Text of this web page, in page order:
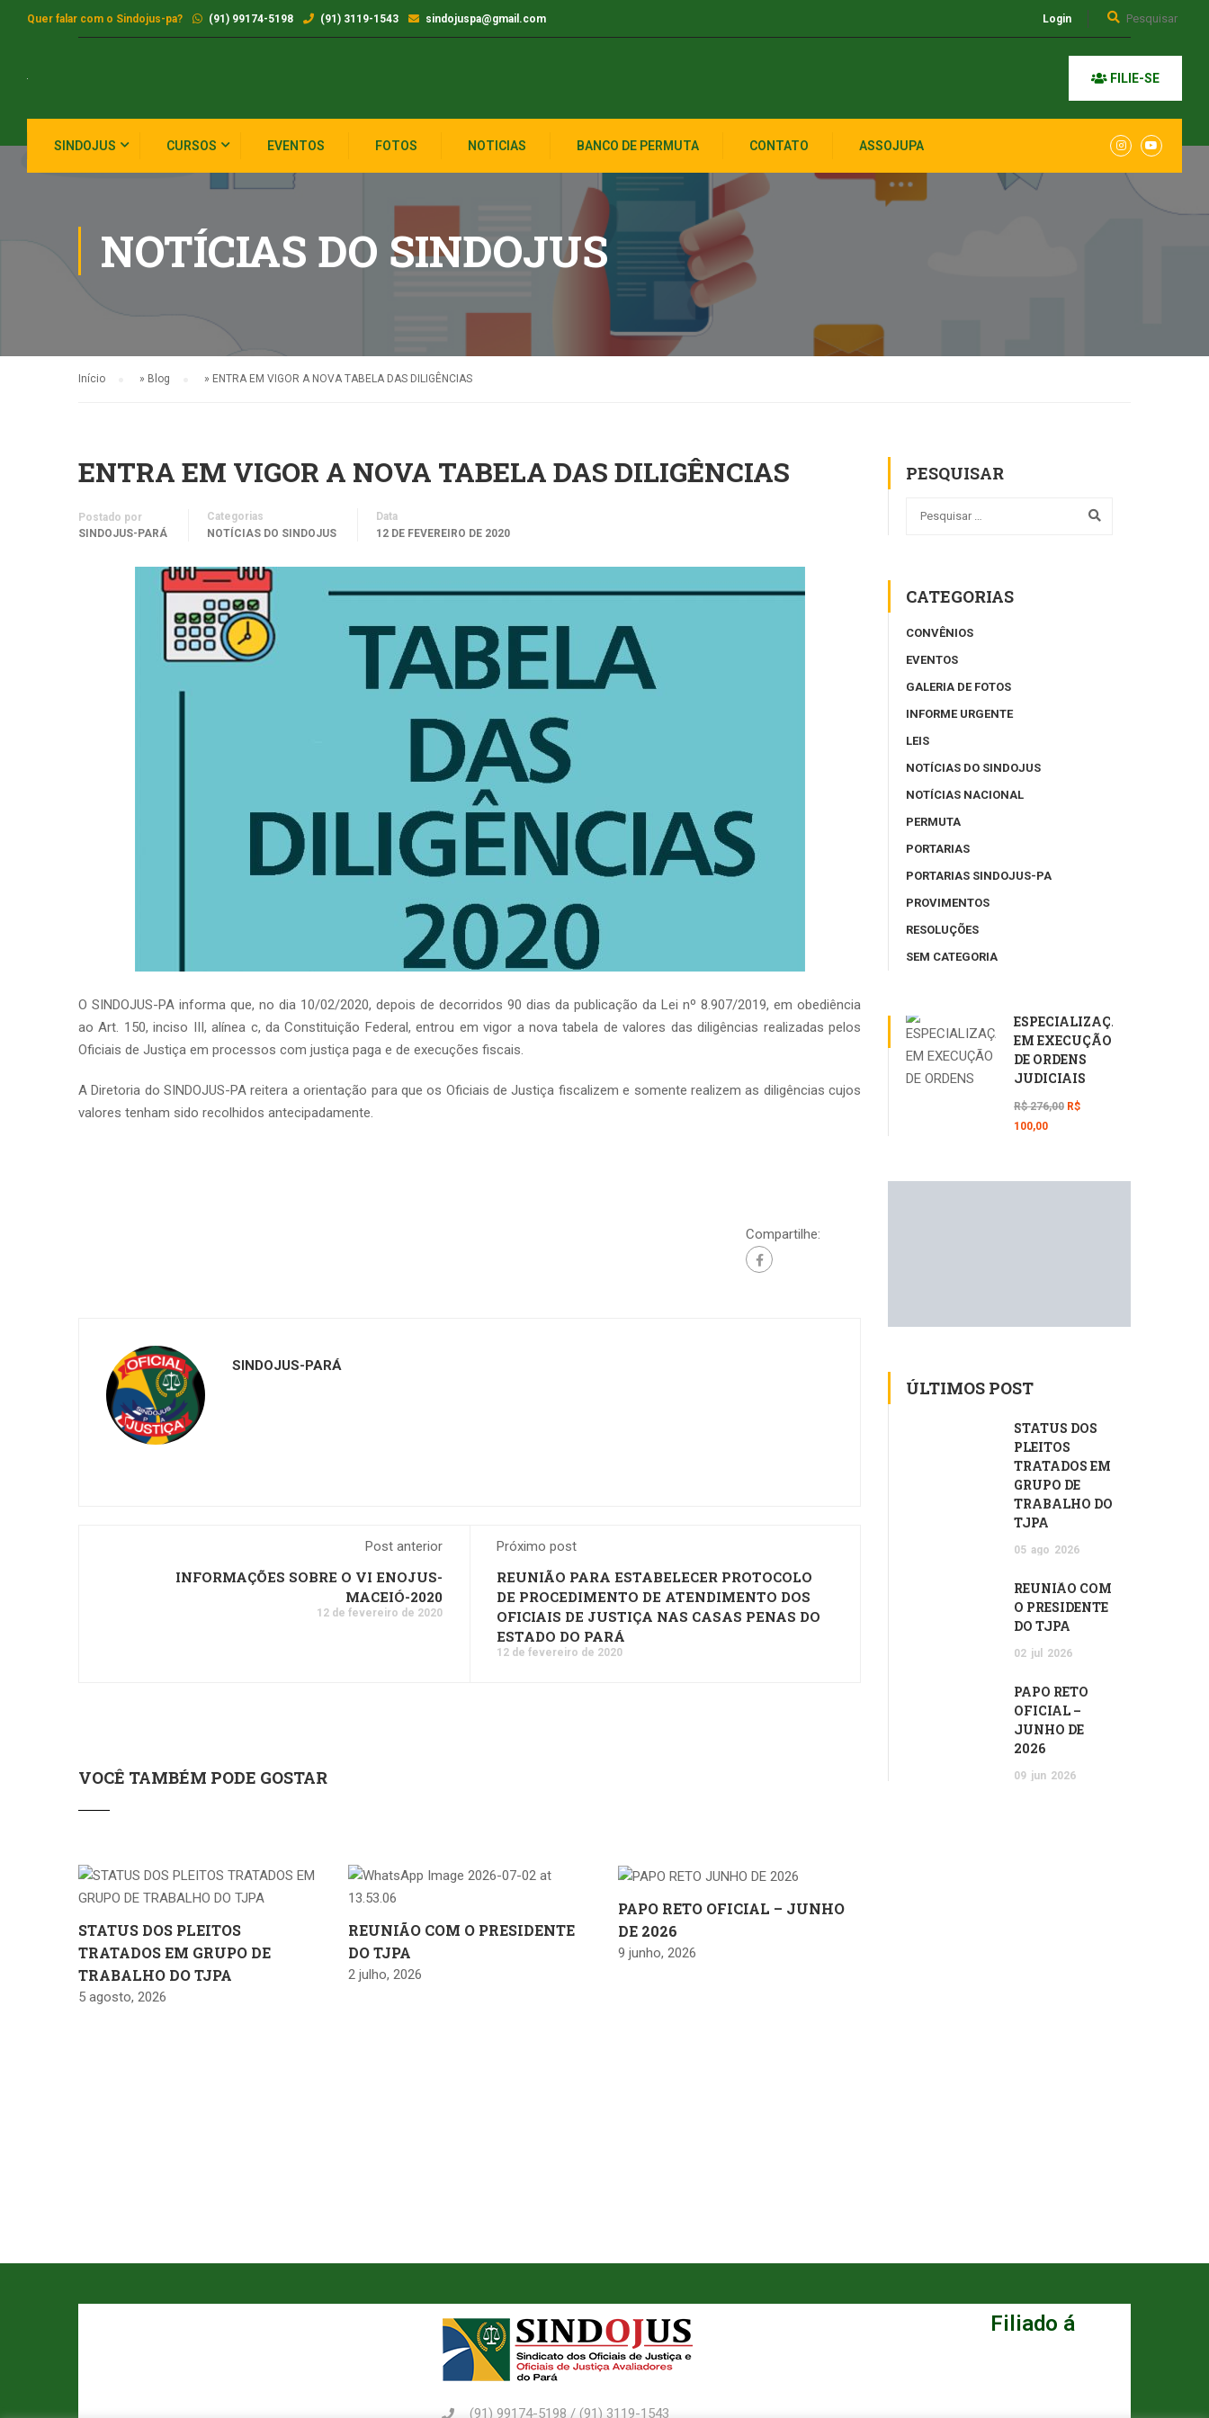
Quer falar com o Sindojus-pa? (91) 99174-5198 (91) 3119-1543 sindojuspa@gmail.com Login
FILIE-SE
SINDOJUS CURSOS EVENTOS FOTOS NOTICIAS BANCO DE PERMUTA CONTATO ASSOJUPA
NOTÍCIAS DO SINDOJUS
Início » Blog » ENTRA EM VIGOR A NOVA TABELA DAS DILIGÊNCIAS
ENTRA EM VIGOR A NOVA TABELA DAS DILIGÊNCIAS
Postado por
SINDOJUS-PARÁ
Categorias
NOTÍCIAS DO SINDOJUS
Data
12 DE FEVEREIRO DE 2020
O SINDOJUS-PA informa que, no dia 10/02/2020, depois de decorridos 90 dias da publicação da Lei nº 8.907/2019, em obediência
ao Art. 150, inciso III, alínea c, da Constituição Federal, entrou em vigor a nova tabela de valores das diligências realizadas pelos
Oficiais de Justiça em processos com justiça paga e de execuções fiscais.
A Diretoria do SINDOJUS-PA reitera a orientação para que os Oficiais de Justiça fiscalizem e somente realizem as diligências cujos
valores tenham sido recolhidos antecipadamente.
Compartilhe:
SINDOJUS-PARÁ
Post anterior
INFORMAÇÕES SOBRE O VI ENOJUS-
MACEIÓ-2020
12 de fevereiro de 2020
Próximo post
REUNIÃO PARA ESTABELECER PROTOCOLO
DE PROCEDIMENTO DE ATENDIMENTO DOS
OFICIAIS DE JUSTIÇA NAS CASAS PENAS DO
ESTADO DO PARÁ
12 de fevereiro de 2020
VOCÊ TAMBÉM PODE GOSTAR
STATUS DOS PLEITOS
TRATADOS EM GRUPO DE
TRABALHO DO TJPA
5 agosto, 2026
REUNIÃO COM O PRESIDENTE
DO TJPA
2 julho, 2026
PAPO RETO OFICIAL – JUNHO
DE 2026
9 junho, 2026
PESQUISAR
CATEGORIAS
CONVÊNIOS
EVENTOS
GALERIA DE FOTOS
INFORME URGENTE
LEIS
NOTÍCIAS DO SINDOJUS
NOTÍCIAS NACIONAL
PERMUTA
PORTARIAS
PORTARIAS SINDOJUS-PA
PROVIMENTOS
RESOLUÇÕES
SEM CATEGORIA
ESPECIALIZAÇÃO
EM EXECUÇÃO
DE ORDENS
JUDICIAIS
R$ 276,00 R$
100,00
ÚLTIMOS POST
STATUS DOS
PLEITOS
TRATADOS EM
GRUPO DE
TRABALHO DO
TJPA
05 ago 2026
REUNIÃO COM
O PRESIDENTE
DO TJPA
02 jul 2026
PAPO RETO
OFICIAL –
JUNHO DE
2026
09 jun 2026
(91) 99174-5198 / (91) 3119-1543
Filiado á